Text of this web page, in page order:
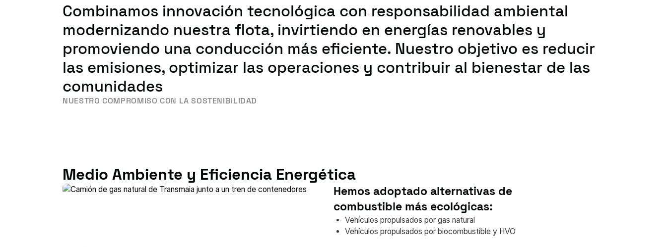
NUESTRO COMPROMISO CON LA SOSTENIBILIDAD
Combinamos innovación tecnológica con responsabilidad ambiental
modernizando nuestra flota, invirtiendo en energías renovables y
promoviendo una conducción más eficiente. Nuestro objetivo es reducir
las emisiones, optimizar las operaciones y contribuir al bienestar de las
comunidades
Medio Ambiente y Eficiencia Energética
Hemos adoptado alternativas de
combustible más ecológicas:
Vehículos propulsados por gas natural
Vehículos propulsados por biocombustible y HVO